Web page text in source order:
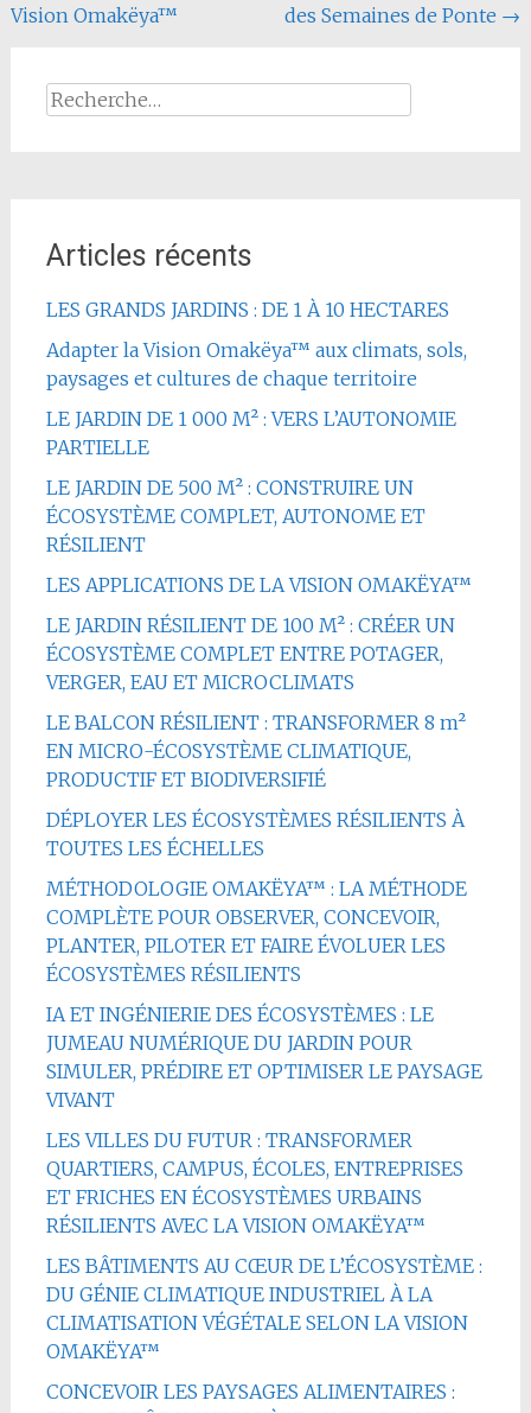
Vision Omakëya™
des Semaines de Ponte →
Rechercher :
Articles récents
LES GRANDS JARDINS : DE 1 À 10 HECTARES
Adapter la Vision Omakëya™ aux climats, sols,
paysages et cultures de chaque territoire
LE JARDIN DE 1 000 M² : VERS L’AUTONOMIE
PARTIELLE
LE JARDIN DE 500 M² : CONSTRUIRE UN
ÉCOSYSTÈME COMPLET, AUTONOME ET
RÉSILIENT
LES APPLICATIONS DE LA VISION OMAKËYA™
LE JARDIN RÉSILIENT DE 100 M² : CRÉER UN
ÉCOSYSTÈME COMPLET ENTRE POTAGER,
VERGER, EAU ET MICROCLIMATS
LE BALCON RÉSILIENT : TRANSFORMER 8 m²
EN MICRO-ÉCOSYSTÈME CLIMATIQUE,
PRODUCTIF ET BIODIVERSIFIÉ
DÉPLOYER LES ÉCOSYSTÈMES RÉSILIENTS À
TOUTES LES ÉCHELLES
MÉTHODOLOGIE OMAKËYA™ : LA MÉTHODE
COMPLÈTE POUR OBSERVER, CONCEVOIR,
PLANTER, PILOTER ET FAIRE ÉVOLUER LES
ÉCOSYSTÈMES RÉSILIENTS
IA ET INGÉNIERIE DES ÉCOSYSTÈMES : LE
JUMEAU NUMÉRIQUE DU JARDIN POUR
SIMULER, PRÉDIRE ET OPTIMISER LE PAYSAGE
VIVANT
LES VILLES DU FUTUR : TRANSFORMER
QUARTIERS, CAMPUS, ÉCOLES, ENTREPRISES
ET FRICHES EN ÉCOSYSTÈMES URBAINS
RÉSILIENTS AVEC LA VISION OMAKËYA™
LES BÂTIMENTS AU CŒUR DE L’ÉCOSYSTÈME :
DU GÉNIE CLIMATIQUE INDUSTRIEL À LA
CLIMATISATION VÉGÉTALE SELON LA VISION
OMAKËYA™
CONCEVOIR LES PAYSAGES ALIMENTAIRES :